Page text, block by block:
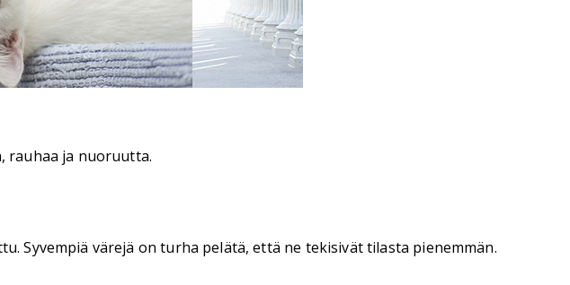
rauhaa ja nuoruutta.
Syvempiä värejä on turha pelätä, että ne tekisivät tilasta pienemmän.